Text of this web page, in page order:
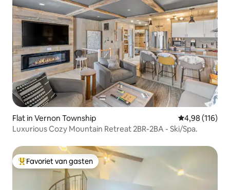
Flat in Vernon Township Gemiddelde
4,98 (116)
Luxurious Cozy Mountain Retreat 2BR-2BA - Ski/Spa.
Topfavoriet van gasten
Favoriet van gasten